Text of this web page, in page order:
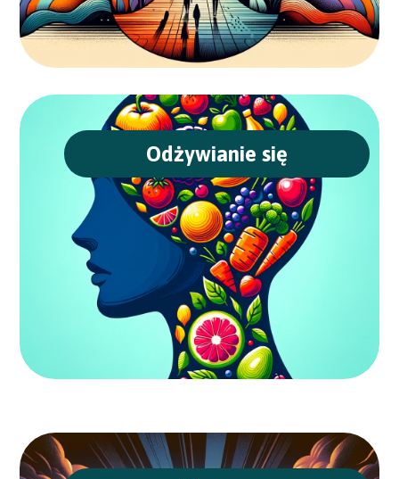
Odżywianie się